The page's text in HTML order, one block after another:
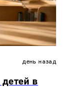
день назад
в